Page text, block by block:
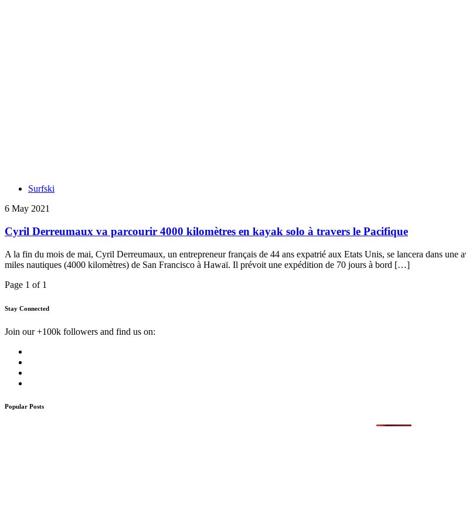
Surfski
6 May 2021
Cyril Derreumaux va parcourir 4000 kilomètres en kayak solo à travers le Pacifique
A la fin du mois de mai, Cyril Derreumaux, un entrepreneur français de 44 ans expatrié aux Etats Unis, se lancera dans une
miles nautiques (4000 kilomètres) de San Francisco à Hawaï. Il prévoit une expédition de 70 jours à bord […]
Page 1 of 1
Stay Connected
Join our +100k followers and find us on:
Popular Posts